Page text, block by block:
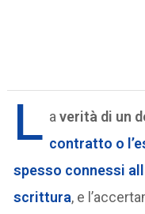
L averità di un
contratto o
spesso connessi
scrittura, e